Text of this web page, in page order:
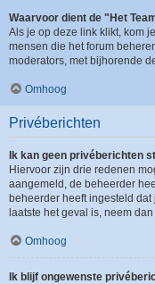
Waarvoor dient de "Het
Als je op deze link klikt, kom
mensen die het forum
moderators, met bijhorende
Omhoog
Privéberichten
Ik kan geen privéberichten
Hiervoor zijn drie redenen
aangemeld, de beheerder
beheerder heeft ingesteld
laatste het geval is, neem
Omhoog
Ik blijf ongewenste